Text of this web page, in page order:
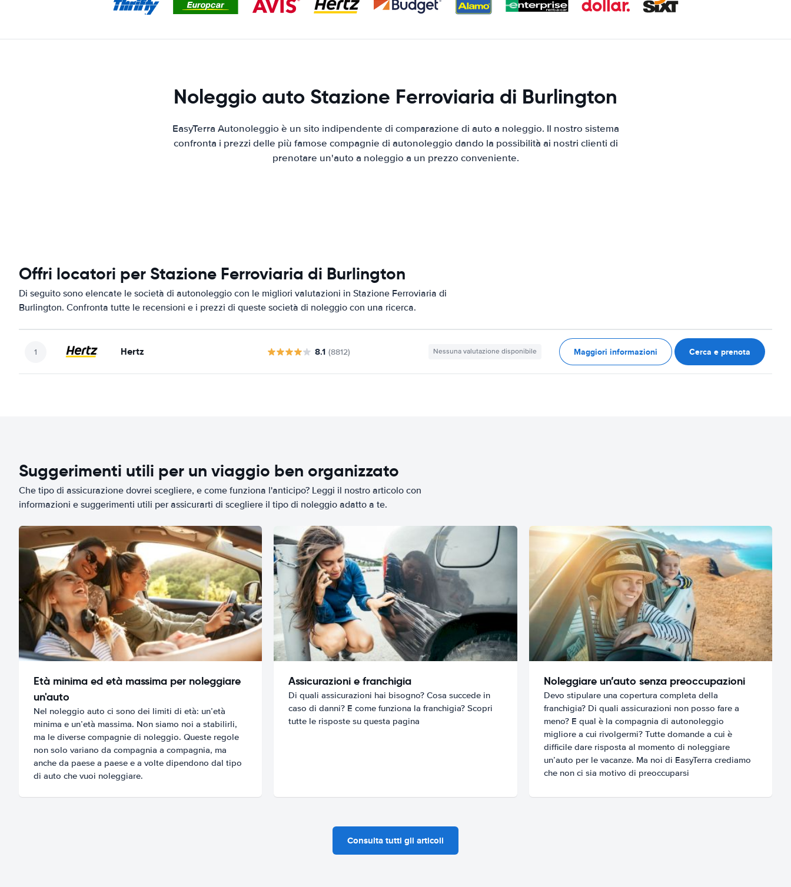
Noleggio auto Stazione Ferroviaria di Burlington
EasyTerra Autonoleggio è un sito indipendente di comparazione di auto a noleggio. Il nostro sistema
confronta i prezzi delle più famose compagnie di autonoleggio dando la possibilità ai nostri clienti di
prenotare un'auto a noleggio a un prezzo conveniente.
Offri locatori per Stazione Ferroviaria di Burlington
Di seguito sono elencate le società di autonoleggio con le migliori valutazioni in Stazione Ferroviaria di
Burlington. Confronta tutte le recensioni e i prezzi di queste società di noleggio con una ricerca.
Hertz 8.1 (8812) Nessuna valutazione disponibile Maggiori informazioni Cerca e prenota
Suggerimenti utili per un viaggio ben organizzato
Che tipo di assicurazione dovrei scegliere, e come funziona l'anticipo? Leggi il nostro articolo con
informazioni e suggerimenti utili per assicurarti di scegliere il tipo di noleggio adatto a te.
Età minima ed età massima per noleggiare
un'auto
Nel noleggio auto ci sono dei limiti di età: un’età
minima e un’età massima. Non siamo noi a stabilirli,
ma le diverse compagnie di noleggio. Queste regole
non solo variano da compagnia a compagnia, ma
anche da paese a paese e a volte dipendono dal tipo
di auto che vuoi noleggiare.
Assicurazioni e franchigia
Di quali assicurazioni hai bisogno? Cosa succede in
caso di danni? E come funziona la franchigia? Scopri
tutte le risposte su questa pagina
Noleggiare un’auto senza preoccupazioni
Devo stipulare una copertura completa della
franchigia? Di quali assicurazioni non posso fare a
meno? E qual è la compagnia di autonoleggio
migliore a cui rivolgermi? Tutte domande a cui è
difficile dare risposta al momento di noleggiare
un’auto per le vacanze. Ma noi di EasyTerra crediamo
che non ci sia motivo di preoccuparsi
Consulta tutti gli articoli